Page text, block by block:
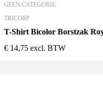
GEEN CATEGORIE
TRICORP
T-Shirt Bicolor Borstzak
€ 14,75 excl. BTW